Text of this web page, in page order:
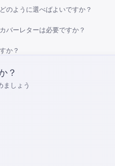
のように選べばよいですか？
バーレターは必要ですか？
か？
？
ましょう